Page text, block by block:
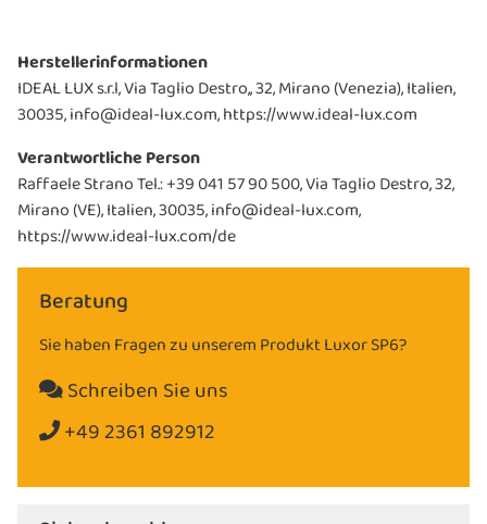
Herstellerinformationen
IDEAL LUX s.r.l, Via Taglio Destro,, 32, Mirano (Venezia), Italien,
30035, info@ideal-lux.com, https://www.ideal-lux.com
Verantwortliche Person
Raffaele Strano Tel.: +39 041 57 90 500, Via Taglio Destro, 32,
Mirano (VE), Italien, 30035, info@ideal-lux.com,
https://www.ideal-lux.com/de
Beratung
Sie haben Fragen zu unserem Produkt Luxor SP6?
Schreiben Sie uns
+49 2361 892912